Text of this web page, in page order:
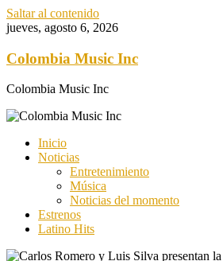
Saltar al contenido
jueves, agosto 6, 2026
Colombia Music Inc
Colombia Music Inc
Inicio
Noticias
Entretenimiento
Música
Noticias del momento
Estrenos
Latino Hits